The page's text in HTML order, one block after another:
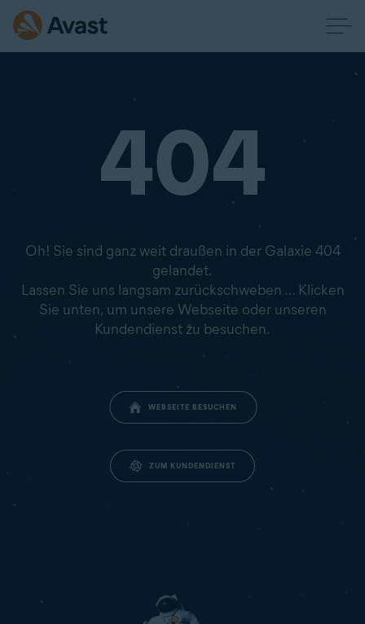
404
Oh! Sie sind ganz weit draußen in der Galaxie 404
gelandet.
Lassen Sie uns langsam zurückschweben … Klicken
Sie unten, um unsere Webseite oder unseren
Kundendienst zu besuchen.
WEBSEITE BESUCHEN
ZUM KUNDENDIENST